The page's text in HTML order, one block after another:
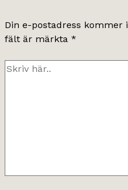
Din e-postadress kommer
fält är märkta *
Skriv